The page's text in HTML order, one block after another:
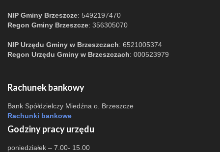
NIP Gminy Brzeszcze: 5492197470
Regon Gminy Brzeszcze: 356305070
NIP Urzędu Gminy w Brzeszczach: 6521005374
Regon Urzędu Gminy w Brzeszczach: 000523979
Rachunek bankowy
Bank Spółdzielczy Miedźna o. Brzeszcze
Rachunki bankowe
Godziny pracy urzędu
poniedziałek – 7.00- 15.00